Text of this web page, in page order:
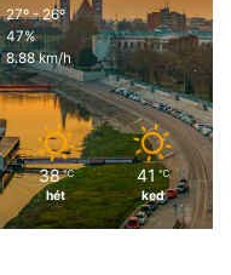
27º - 26º
47%
8.88 km/h
38 ℃
hét
41 ℃
ked